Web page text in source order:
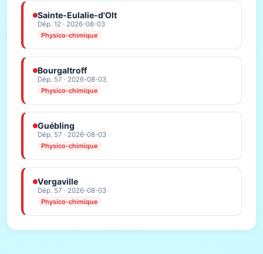
Sainte-Eulalie-d'Olt
Dép. 12 · 2026-08-03
Physico-chimique
Bourgaltroff
Dép. 57 · 2026-08-03
Physico-chimique
Guébling
Dép. 57 · 2026-08-03
Physico-chimique
Vergaville
Dép. 57 · 2026-08-03
Physico-chimique